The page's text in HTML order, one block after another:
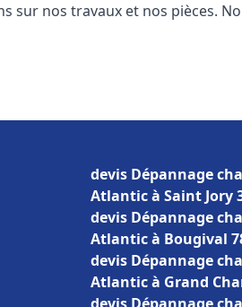
sur nos travaux et nos pièces.
devis Dépannage
Atlantic à Saint Jory
devis Dépannage
Atlantic à Bougival
devis Dépannage
Atlantic à Grand